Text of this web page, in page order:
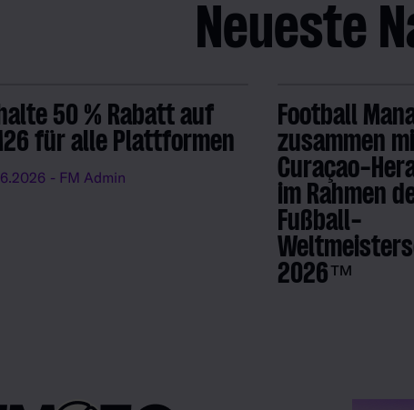
Neueste
50 % Rabatt auf
für alle Plattformen
- FM Admin
Football
zusammen
Curaçao-
im Rahmen
Fußball-
2026™